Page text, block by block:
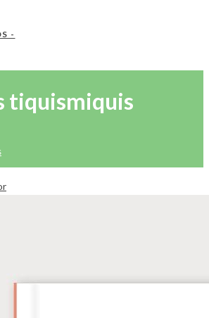
-
tiquismiquis